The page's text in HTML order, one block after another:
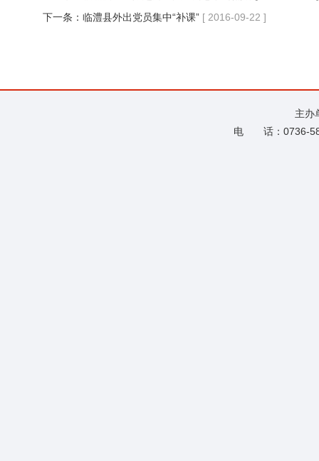
下一条： 临澧县外出党员集中“补课” [ 2016-09-22 ]
主
电 话：0736-